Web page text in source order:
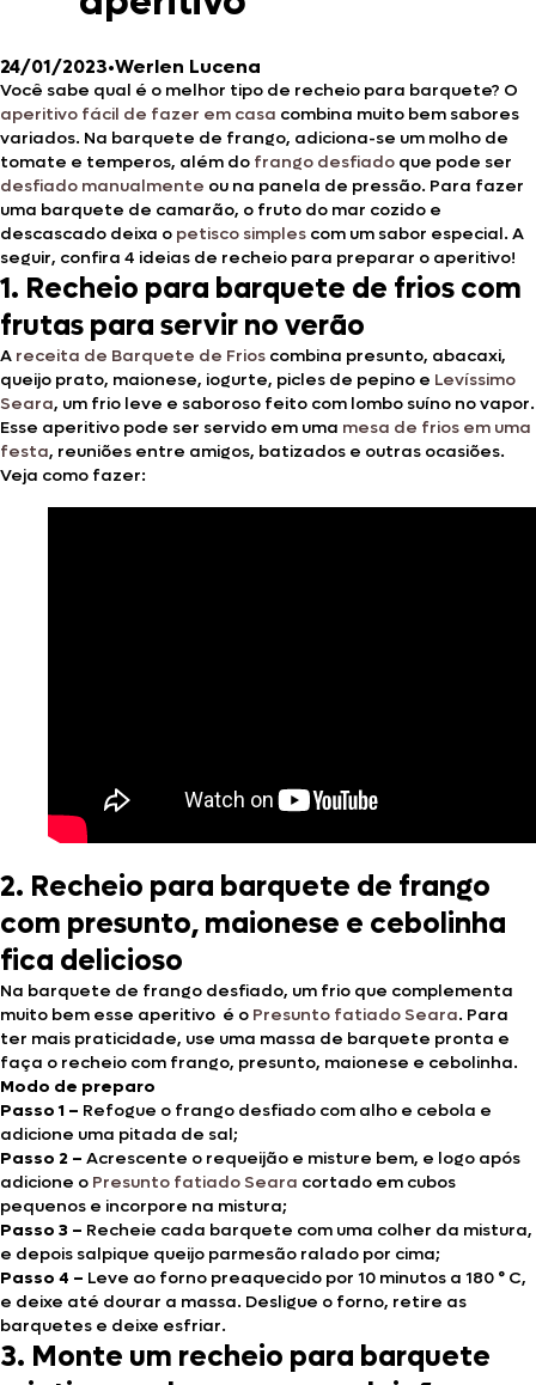
24/01/2023•Werlen Lucena
Você sabe qual é o melhor tipo de recheio para barquete? O
aperitivo fácil de fazer em casa combina muito bem sabores
variados. Na barquete de frango, adiciona-se um molho de
tomate e temperos, além do frango desfiado que pode ser
desfiado manualmente ou na panela de pressão. Para fazer
uma barquete de camarão, o fruto do mar cozido e
descascado deixa o petisco simples com um sabor especial. A
seguir, confira 4 ideias de recheio para preparar o aperitivo!
1. Recheio para barquete de frios com
frutas para servir no verão
A receita de Barquete de Frios combina presunto, abacaxi,
queijo prato, maionese, iogurte, picles de pepino e Levíssimo
Seara, um frio leve e saboroso feito com lombo suíno no vapor.
Esse aperitivo pode ser servido em uma mesa de frios em uma
festa, reuniões entre amigos, batizados e outras ocasiões.
Veja como fazer:
2. Recheio para barquete de frango
com presunto, maionese e cebolinha
fica delicioso
Na barquete de frango desfiado, um frio que complementa
muito bem esse aperitivo é o Presunto fatiado Seara. Para
ter mais praticidade, use uma massa de barquete pronta e
faça o recheio com frango, presunto, maionese e cebolinha.
Modo de preparo
Passo 1 – Refogue o frango desfiado com alho e cebola e
adicione uma pitada de sal;
Passo 2 – Acrescente o requeijão e misture bem, e logo após
adicione o Presunto fatiado Seara cortado em cubos
pequenos e incorpore na mistura;
Passo 3 – Recheie cada barquete com uma colher da mistura,
e depois salpique queijo parmesão ralado por cima;
Passo 4 – Leve ao forno preaquecido por 10 minutos a 180 ° C,
e deixe até dourar a massa. Desligue o forno, retire as
barquetes e deixe esfriar.
3. Monte um recheio para barquete